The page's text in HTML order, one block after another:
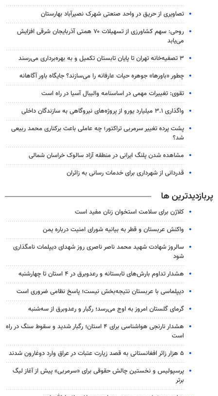
تصاویری از حریق در واحد صنعتی شهرک نصیرآباد بهارستان
روحی: سهم کشاورزی از تسهیلات ۷۰ همتی آذربایجان شرقی افزایش
می‌یابد
۳ ﺗﺼﻔﻴﻪ‌ﺧﺎﻧﻪ‌ تهران تا پایان تابستان تکمیل و به بهره‌برداری می‌رسند
چطور «باورها» جوهره حیات عارفانه را می‌سازند؟ جایگاه باور آگاهانه
تقوی: تغییرات مهمی در اساسنامه والیبال آسیا در راه است
واگذاری ۳.۱ میلیارد یورو از پروژه‌های نیروگاهی به سازندگان داخلی
پشت پرده تغییر سرمربی تراکتور؛ چه عاملی باعث برکناری محمد ربیعی
شد؟
مشاهده شدن پلنگ ایرانی در منطقه آزاد سالوک خراسان شمالی
قدردانی از شهرداری برای خدمات رسانی به زائران
پربازدیدترین ها
کلاژن برای سلامت استخوان زنان مفید است
واکنش عربستان و قطر به بیانیه شورای امنیت درباره یمن
سالروز شهادت شهید محمد ناصر ناصری روز شهدای دیپلمات نامگذاری
شود
هشدار تداوم بارش‌های تابستانه و رعدوبرق در ۴ استان تا چهارشنبه
دیپلماسی با عربستان نتیجه‌بخش نیست؛ پاسخ نظامی ضروری است
گرمای گلستان امروز به اوج می‌رسد؛ رگبار و رعدوبرق از سه‌شنبه
هشدار نارنجی هواشناسی برای ۴ استان؛ رگبار شدید و سقوط سنگ در راه
است
۵ هزار زائر افغانستانی به قصد زیارت عتبات در عراق وارد دوغارون شدند
پرسپولیس و نخستین چالش حقوقی برای «سرمربی» پیش از آغاز لیگ
برتر